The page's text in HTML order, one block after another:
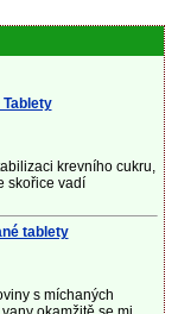
Tablety
krevního cukru,
skořice vadí
tablety
s míchaných